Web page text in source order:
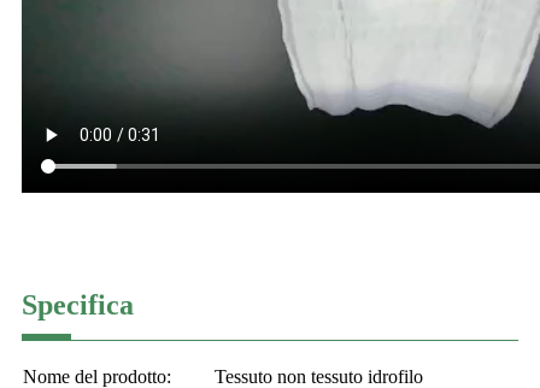
Specifica
Nome del prodotto:
Tessuto non tessuto idrofilo